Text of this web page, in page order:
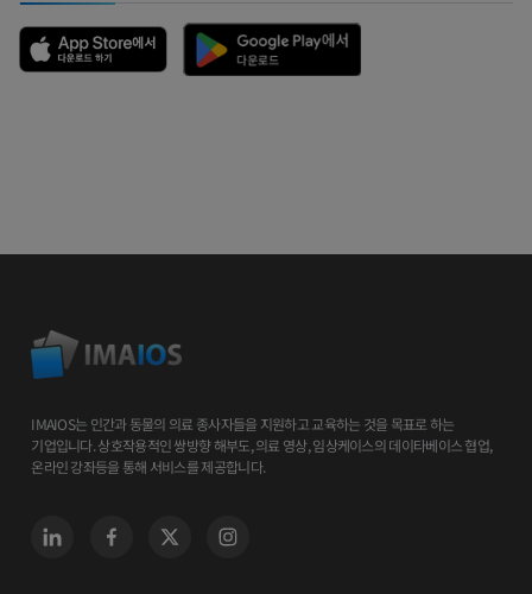
IMAIOS는 인간과 동물의 의료 종사자들을 지원하고 교육하는 것을 목표로 하는
기업입니다. 상호작용적인 쌍방향 해부도, 의료 영상, 임상케이스의 데이타베이스 협업,
온라인 강좌등을 통해 서비스를 제공합니다.